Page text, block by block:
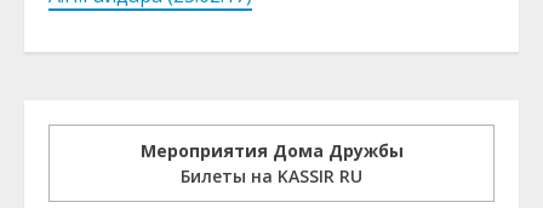
Мероприятия Дома Дружбы
Билеты на KASSIR RU